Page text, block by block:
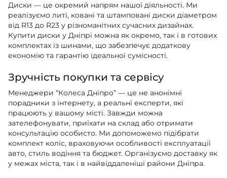
Диски — це окремий напрям нашої діяльності. Ми
реалізуємо литі, ковані та штамповані диски діаметром
від R13 до R23 у різноманітних сучасних дизайнах.
Купити диски у Дніпрі можна як окремо, так і в готових
комплектах із шинами, що забезпечує додаткову
економію та гарантію ідеальної сумісності.
Зручність покупки та сервісу
Менеджери “Колеса Дніпро” — це не анонімні
порадники з інтернету, а реальні експерти, які
працюють у вашому місті. Завжди можна
зателефонувати, приїхати на склад або отримати
консультацію особисто. Ми допоможемо підібрати
комплект коліс, враховуючи особливості експлуатації
авто, стиль водіння та бюджет. Організуємо доставку як
у межах міста, так і в найвіддаленіші райони Дніпра.